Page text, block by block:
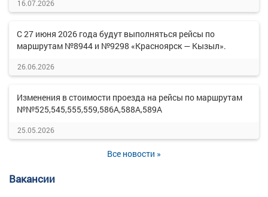
16.07.2026
С 27 июня 2026 года будут выполняться рейсы по
маршрутам №8944 и №9298 «Красноярск — Кызыл».
26.06.2026
Изменения в стоимости проезда на рейсы по маршрутам
№№525,545,555,559,586А,588А,589А
25.05.2026
Все новости »
Вакансии